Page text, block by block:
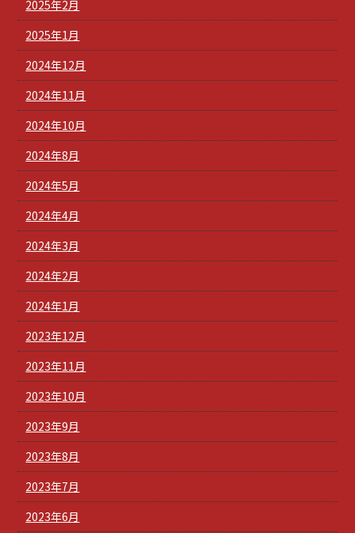
2025年2月
2025年1月
2024年12月
2024年11月
2024年10月
2024年8月
2024年5月
2024年4月
2024年3月
2024年2月
2024年1月
2023年12月
2023年11月
2023年10月
2023年9月
2023年8月
2023年7月
2023年6月